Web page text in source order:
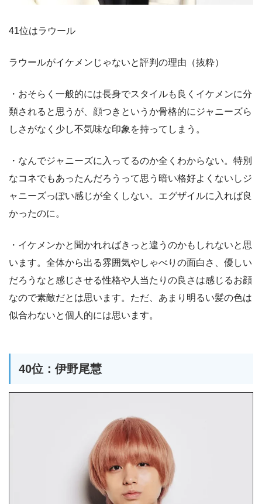
41位はラウール
ラウールがイケメンじゃないと評判の理由（抜粋）
・おそらく一般的には長身でスタイルも良くイケメンに分
類されると思うが、顔つきというか骨格的にジャニーズら
しさがなく少し不気味な印象を持ってしまう。
・なんでジャニーズに入ってるのか全くわからない。特別
なコネでもあったんだろうって思う暗い格好よくないしジ
ャニーズっぽい感じが全くしない。エグザイルに入れば良
かったのに。
・イケメンかと聞かれればきっと違うのかもしれないと思
います。全体から出る雰囲気やしゃべりの面白さ、優しい
だろうなと感じさせる性格や人当たりの良さは感じるお顔
なので素敵だとは思います。ただ、あまり明るい髪の色は
似合わないと個人的には思います。
40位：伊野尾慧